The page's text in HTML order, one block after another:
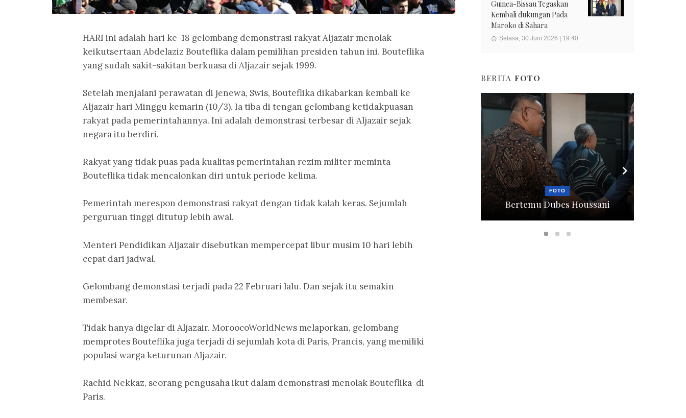
HARI ini adalah hari ke-18 gelombang demonstrasi rakyat Aljazair menolak
keikutsertaan Abdelaziz Bouteflika dalam pemilihan presiden tahun ini. Bouteflika
yang sudah sakit-sakitan berkuasa di Aljazair sejak 1999.
Setelah menjalani perawatan di jenewa, Swis, Bouteflika dikabarkan kembali ke
Aljazair hari Minggu kemarin (10/3). Ia tiba di tengan gelombang ketidakpuasan
rakyat pada pemerintahannya. Ini adalah demonstrasi terbesar di Aljazair sejak
negara itu berdiri.
Rakyat yang tidak puas pada kualitas pemerintahan rezim militer meminta
Bouteflika tidak mencalonkan diri untuk periode kelima.
Pemerintah merespon demonstrasi rakyat dengan tidak kalah keras. Sejumlah
perguruan tinggi ditutup lebih awal.
Menteri Pendidikan Aljazair disebutkan mempercepat libur musim 10 hari lebih
cepat dari jadwal.
Gelombang demonstasi terjadi pada 22 Februari lalu. Dan sejak itu semakin
membesar.
Tidak hanya digelar di Aljazair. MoroocoWorldNews melaporkan, gelombang
memprotes Bouteflika juga terjadi di sejumlah kota di Paris, Prancis, yang memiliki
populasi warga keturunan Aljazair.
Rachid Nekkaz, seorang pengusaha ikut dalam demonstrasi menolak Bouteflika di
Paris.
Guinea-Bissau Tegaskan
Kembali dukungan Pada
Maroko di Sahara
Selasa, 30 Juni 2026 | 19:40
BERITA FOTO
FOTO
Bertemu Dubes Houssani